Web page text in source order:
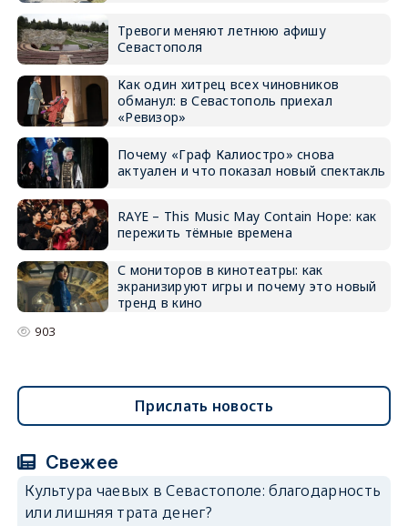
Тревоги меняют летнюю афишу
Севастополя
Как один хитрец всех чиновников
обманул: в Севастополь приехал
«Ревизор»
Почему «Граф Калиостро» снова
актуален и что показал новый спектакль
RAYE – This Music May Contain Hope: как
пережить тёмные времена
С мониторов в кинотеатры: как
экранизируют игры и почему это новый
тренд в кино
903
Прислать новость
Свежее
Культура чаевых в Севастополе: благодарность
или лишняя трата денег?